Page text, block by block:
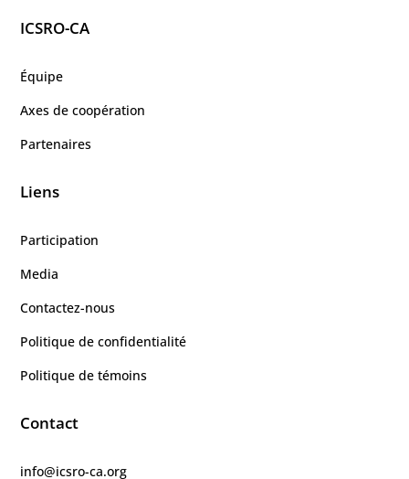
ICSRO-CA
Équipe
Axes de coopération
Partenaires
Liens
Participation
Media
Contactez-nous
Politique de confidentialité
Politique de témoins
Contact
info@icsro-ca.org